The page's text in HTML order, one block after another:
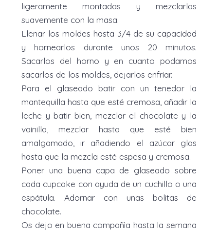
ligeramente montadas y mezclarlas
suavemente con la masa.
Llenar los moldes hasta 3/4 de su capacidad
y hornearlos durante unos 20 minutos.
Sacarlos del horno y en cuanto podamos
sacarlos de los moldes, dejarlos enfriar.
Para el glaseado batir con un tenedor la
mantequilla hasta que esté cremosa, añadir la
leche y batir bien, mezclar el chocolate y la
vainilla, mezclar hasta que esté bien
amalgamado, ir añadiendo el azúcar glas
hasta que la mezcla esté espesa y cremosa.
Poner una buena capa de glaseado sobre
cada cupcake con ayuda de un cuchillo o una
espátula. Adornar con unas bolitas de
chocolate.
Os dejo en buena compañìa hasta la semana